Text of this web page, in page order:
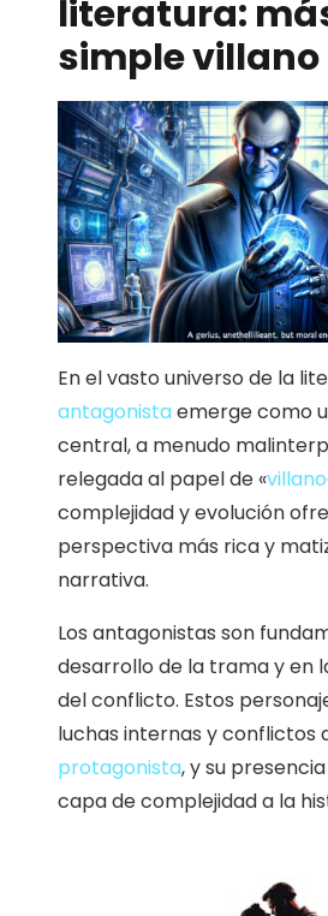
literatura:
simple villano
En el vasto universo de la
antagonista emerge como
central, a menudo
relegada al papel de «villano
complejidad y evolución
perspectiva más rica y
narrativa.
Los antagonistas son
desarrollo de la trama y en
del conflicto. Estos
luchas internas y conflictos
protagonista, y su
capa de complejidad a la